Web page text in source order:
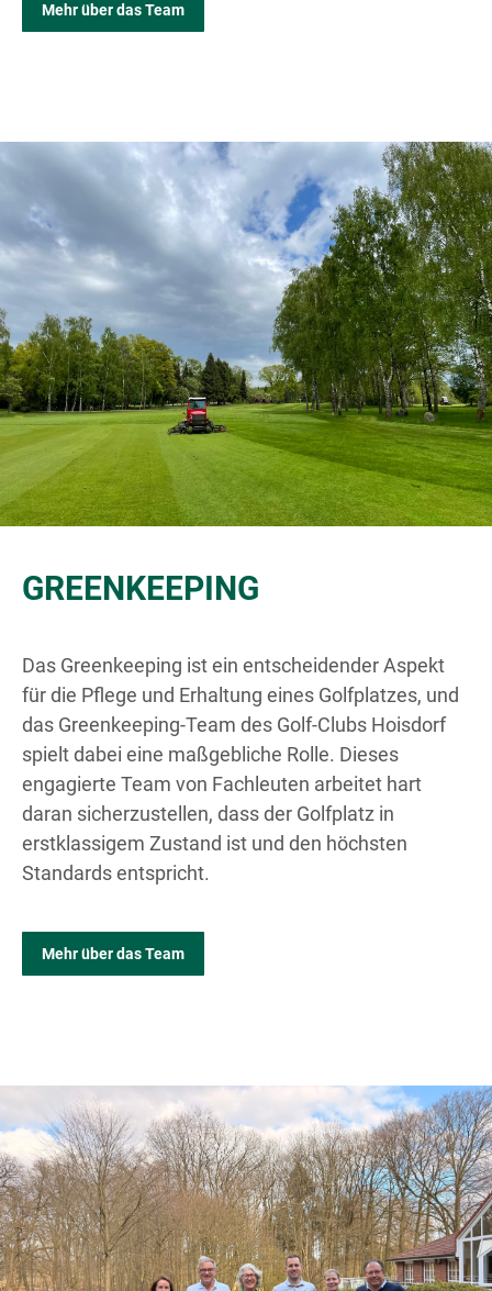
Mehr über das Team
GREENKEEPING
Das Greenkeeping ist ein entscheidender Aspekt
für die Pflege und Erhaltung eines Golfplatzes, und
das Greenkeeping-Team des Golf-Clubs Hoisdorf
spielt dabei eine maßgebliche Rolle. Dieses
engagierte Team von Fachleuten arbeitet hart
daran sicherzustellen, dass der Golfplatz in
erstklassigem Zustand ist und den höchsten
Standards entspricht.
Mehr über das Team